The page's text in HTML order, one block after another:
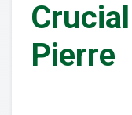
Pierre